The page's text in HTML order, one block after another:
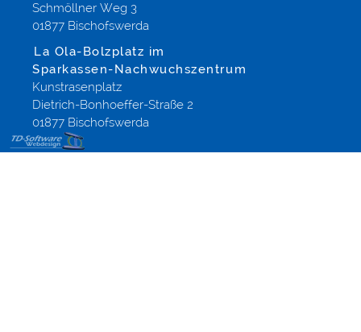
Schmöllner Weg 3
01877 Bischofswerda
La Ola-Bolzplatz im
Sparkassen-Nachwuchszentrum
Kunstrasenplatz
Dietrich-Bonhoeffer-Straße 2
01877 Bischofswerda